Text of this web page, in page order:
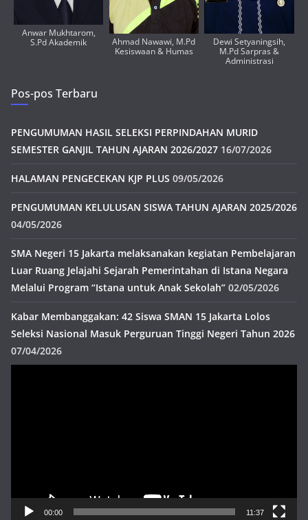
Anwar Mukhtarom,
S.Pd Akademik
Ahmad Nawawi, M.Pd
Kesiswaan & Humas
Dewi Setyaningsih,
M.Pd Sarpras &
Administrasi
Pos-pos Terbaru
PENGUMUMAN HASIL SELEKSI PERPINDAHAN MURID
SEMESTER GANJIL TAHUN AJARAN 2026/2027 16/07/2026
HALAMAN PENGECEKAN KJP PLUS 09/05/2026
PENGUMUMAN KELULUSAN SISWA TAHUN AJARAN 2025/2026
04/05/2026
SMA Negeri 15 Jakarta melaksanakan kegiatan Pembelajaran
Luar Ruang Jelajahi Sejarah Pemerintahan di Istana Negara
Melalui Program “Istana untuk Anak Sekolah” 02/05/2026
Kabar Membanggakan: 42 Siswa SMAN 15 Jakarta Lolos
Seleksi Nasional Masuk Perguruan Tinggi Negeri Tahun 2026
07/04/2026
00:00 11:37